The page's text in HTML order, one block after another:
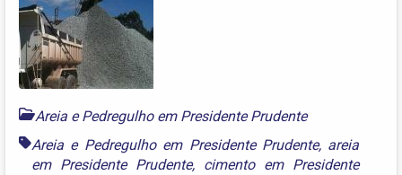
Areia e Pedregulho em Presidente Prudente
Areia e Pedregulho em Presidente Prudente, areia
em Presidente Prudente, cimento em Presidente